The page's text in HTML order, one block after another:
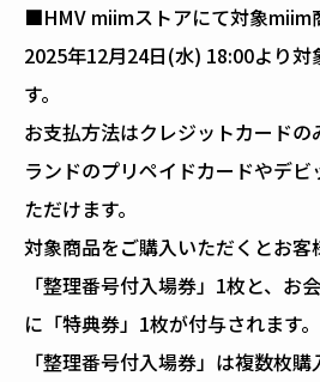
■HMV miimストアにて対象miim
2025年12月24日(水) 18:00より対
す。
お支払方法はクレジットカードの
ランドのプリペイドカードやデ
ただけます。
対象商品をご購入いただくとお客
「整理番号付入場券」1枚と、お
に「特典券」1枚が付与されます。
「整理番号付入場券」は複数枚